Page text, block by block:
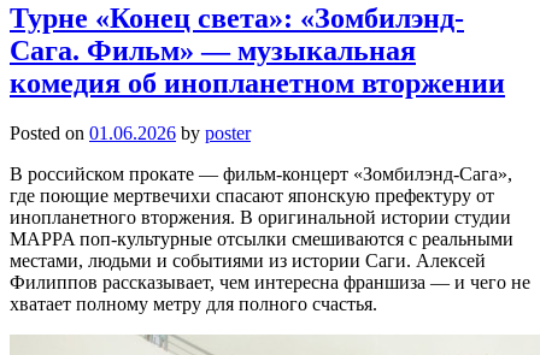
Турне «Конец света»: «Зомбилэнд-
Сага. Фильм» — музыкальная
комедия об инопланетном вторжении
Posted on 01.06.2026 by poster
В российском прокате — фильм-концерт «Зомбилэнд-Сага»,
где поющие мертвечихи спасают японскую префектуру от
инопланетного вторжения. В оригинальной истории студии
MAPPA поп-культурные отсылки смешиваются с реальными
местами, людьми и событиями из истории Саги. Алексей
Филиппов рассказывает, чем интересна франшиза — и чего не
хватает полному метру для полного счастья.